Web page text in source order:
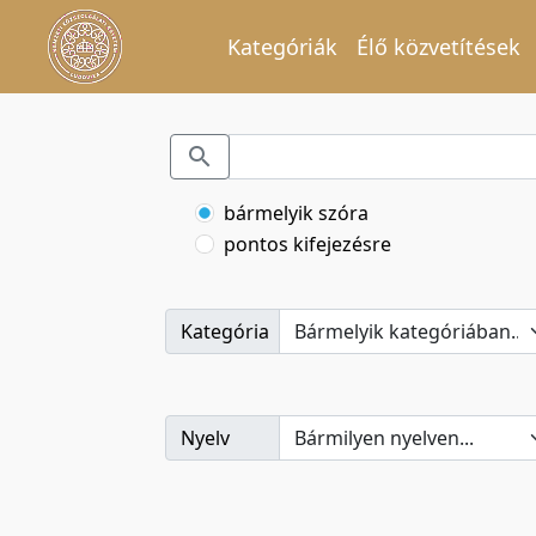
Kategóriák Élő közvetítések
bármelyik szóra
pontos kifejezésre
Kategória
Nyelv